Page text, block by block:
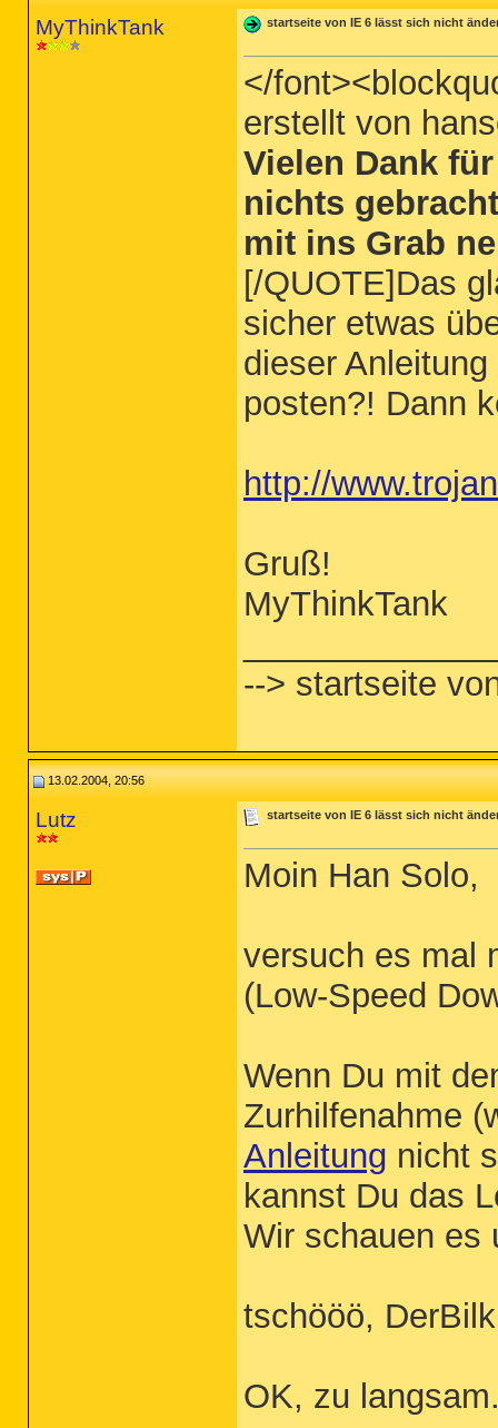
MyThinkTank startseite von IE 6 lässt sich nicht
</
erstellt von
Vielen Dank
nichts
mit ins Grab
[/QUOTE]Das
sicher etwas
dieser
posten?! Dann
http://
Gruß!
MyThinkTank
--> startseite
13.02.2004, 20:56
Lutz startseite von IE 6 lässt sich nicht
Moin Han Solo,
versuch es mal
(Low-Speed
Wenn Du mit
Zurhilfenahme
Anleitung nicht
kannst Du das
Wir schauen es
tschööö, DerBilk
OK, zu